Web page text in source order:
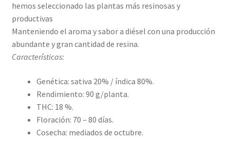
hemos seleccionado las plantas más resinosas y
productivas
Manteniendo el aroma y sabor a diésel con una producción
abundante y gran cantidad de resina.
Características:
Genética: sativa 20% / índica 80%.
Rendimiento: 90 g/planta.
THC: 18 %.
Floración: 70 – 80 días.
Cosecha: mediados de octubre.